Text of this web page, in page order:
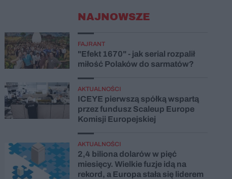
NAJNOWSZE
FAJRANT
"Efekt 1670" - jak serial rozpalił
miłość Polaków do sarmatów?
AKTUALNOŚCI
ICEYE pierwszą spółką wspartą
przez fundusz Scaleup Europe
Komisji Europejskiej
AKTUALNOŚCI
2,4 biliona dolarów w pięć
miesięcy. Wielkie fuzje idą na
rekord, a Europa stała się liderem